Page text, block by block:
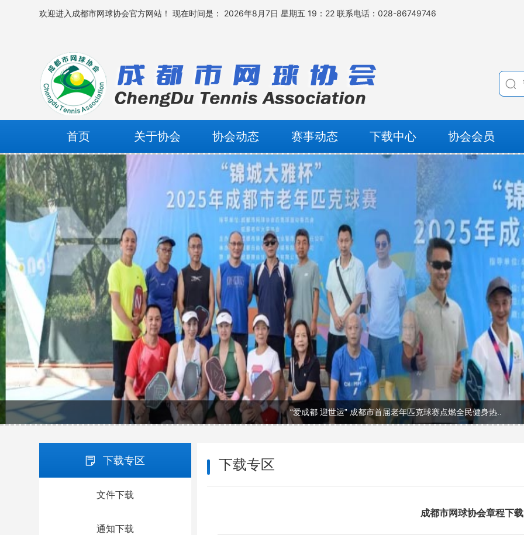
欢迎进入成都市网球协会官方网站！现在时间是： 2026年8月7日 星期五 19：22 联系电话：028-86749746
首页 关于协会 协会动态 赛事动态 下载中心 协会会员
“爱成都 迎世运” 成都市首届老年匹克球赛点燃全民健身热..
下载专区
文件下载
通知下载
下载专区
成都市网球协会章程下载